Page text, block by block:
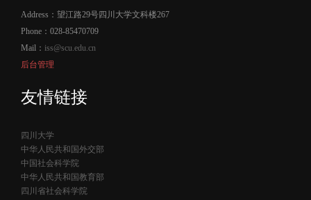
Address：望江路29号四川大学文科楼267
Phone：028-85470709
Mail： iss@scu.edu.cn
后台管理
友情链接
四川大学
中华人民共和国外交部
中国社会科学院
中华人民共和国教育部
四川省社会科学院